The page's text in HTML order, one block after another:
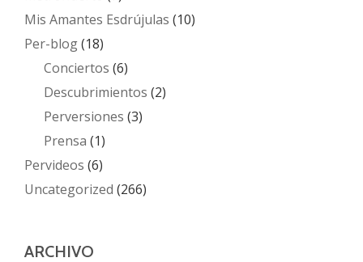
Mis Amantes Esdrújulas (10)
Per-blog(18)
Conciertos (6)
Descubrimientos (2)
Perversiones (3)
Prensa (1)
Pervideos (6)
Uncategorized (266)
ARCHIVO